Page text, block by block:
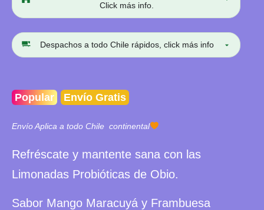
Click más info.
Despachos a todo Chile rápidos, click más info
Popular Envío Gratis
Envío Aplica a todo Chile continental
Refréscate y mantente sana con las
Limonadas Probióticas de Obio.
Sabor Mango Maracuyá y Frambuesa